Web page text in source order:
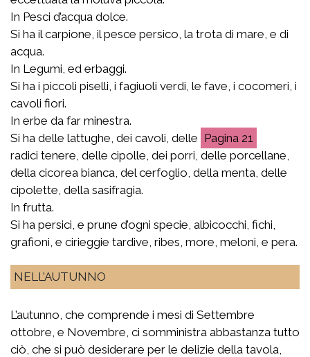
In Pesci d’acqua dolce.
Si ha il carpione, il pesce persico, la trota di mare, e di
acqua.
In Legumi, ed erbaggi.
Si ha i piccoli piselli, i fagiuoli verdi, le fave, i cocomeri, i
cavoli fiori.
In erbe da far minestra.
Si ha delle lattughe, dei cavoli, delle
21
radici tenere, delle cipolle, dei porri, delle porcellane,
della cicorea bianca, del cerfoglio, della menta, delle
cipolette, della sasifragia.
In frutta.
Si ha persici, e prune d’ogni specie, albicocchi, fichi,
grafioni, e cirieggie tardive, ribes, more, meloni, e pera.
NELL’AUTUNNO
L’autunno, che comprende i mesi di Settembre
ottobre, e Novembre, ci somministra abbastanza tutto
ciò, che si può desiderare per le delizie della tavola,